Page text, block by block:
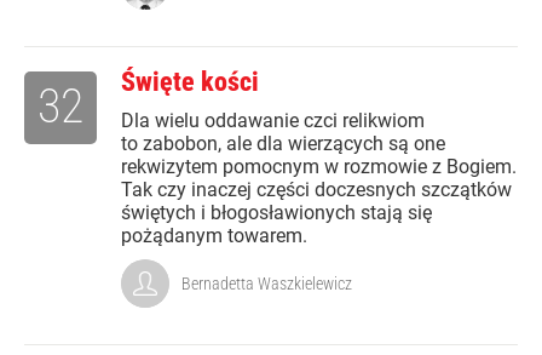
Święte kości
Dla wielu oddawanie czci relikwiom
to zabobon, ale dla wierzących są one
rekwizytem pomocnym w rozmowie z Bogiem.
Tak czy inaczej części doczesnych szczątków
świętych i błogosławionych stają się
pożądanym towarem.
32
Bernadetta Waszkielewicz